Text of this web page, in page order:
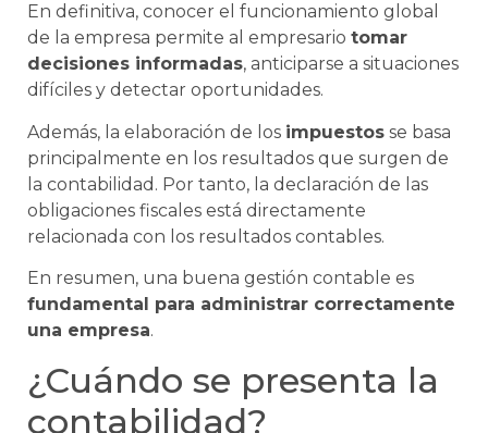
En definitiva, conocer el funcionamiento global
de la empresa permite al empresario tomar
decisiones informadas, anticiparse a situaciones
difíciles y detectar oportunidades.
Además, la elaboración de los impuestos se basa
principalmente en los resultados que surgen de
la contabilidad. Por tanto, la declaración de las
obligaciones fiscales está directamente
relacionada con los resultados contables.
En resumen, una buena gestión contable es
fundamental para administrar correctamente
una empresa.
¿Cuándo se presenta la
contabilidad?